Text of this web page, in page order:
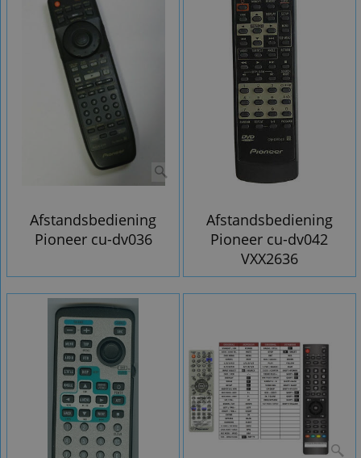
Afstandsbediening
Pioneer cu-dv036
Afstandsbediening
Pioneer cu-dv042
VXX2636